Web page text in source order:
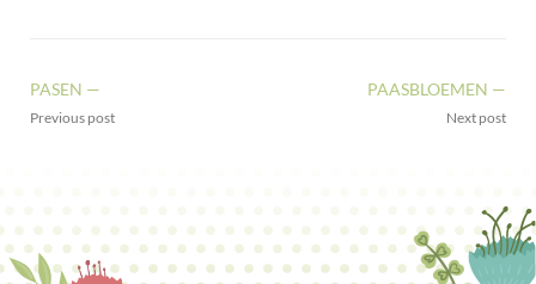
PASEN —
Previous post
PAASBLOEMEN —
Next post